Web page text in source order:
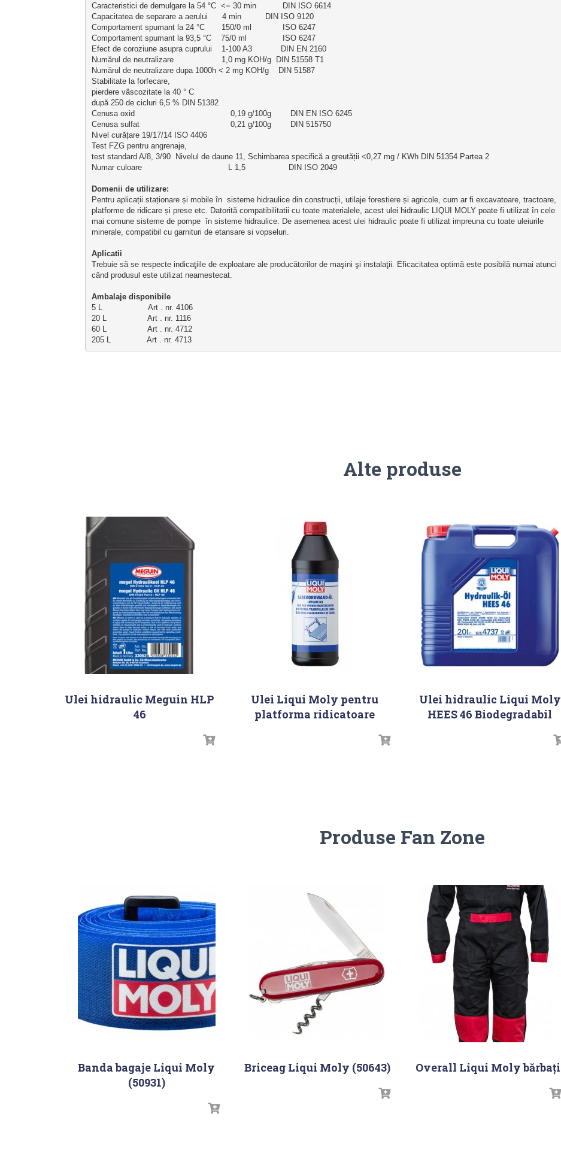
Caracteristici de demulgare la 54 °C  <= 30 min           DIN ISO 6614
Capacitatea de separare a aerului      4 min          DIN ISO 9120
Comportament spumant la 24 °C       150/0 ml             ISO 6247
Comportament spumant la 93,5 °C    75/0 ml               ISO 6247
Efect de coroziune asupra cuprului    1-100 A3            DIN EN 2160
Numărul de neutralizare                    1,0 mg KOH/g  DIN 51558 T1
Numărul de neutralizare dupa 1000h < 2 mg KOH/g    DIN 51587
Stabilitate la forfecare,
pierdere vâscozitate la 40 ° C
după 250 de cicluri 6,5 % DIN 51382
Cenusa oxid                                        0,19 g/100g        DIN EN ISO 6245
Cenusa sulfat                                      0,21 g/100g        DIN 515750
Nivel curățare 19/17/14 ISO 4406
Test FZG pentru angrenaje,
test standard A/8, 3/90
Nivelul de daune 11, Schimbarea specifică a greutății <0,27 mg / KWh DIN 51354 Partea 2
Numar culoare                                    L 1,5                  DIN ISO 2049
Domenii de utilizare:
Pentru aplicații staționare și mobile în  sisteme hidraulice din construcții, utilaje forestiere și agricole, cum ar fi excavatoare, tractoare,
platforme de ridicare și prese etc. Datorită compatibilitatii cu toate materialele, acest ulei hidraulic LIQUI MOLY poate fi utilizat în cele
mai comune sisteme de pompe  în sisteme hidraulice. De asemenea acest ulei hidraulic poate fi utilizat impreuna cu toate uleiurile
minerale, compatibil cu garnituri de etansare si vopseluri.
Aplicatii
Trebuie să se respecte indicaţiile de exploatare ale producătorilor de maşini şi instalaţii.
Eficacitatea optimă este posibilă numai atunci
când produsul este utilizat neamestecat.
Ambalaje disponibile
5 L                   Art . nr. 4106
20 L                 Art . nr. 1116
60 L                 Art . nr. 4712
205 L               Art . nr. 4713
Alte produse
Ulei hidraulic Meguin HLP
46
Ulei Liqui Moly pentru
platforma ridicatoare
Ulei hidraulic Liqui Moly
HEES 46 Biodegradabil
Produse Fan Zone
Banda bagaje Liqui Moly
(50931)
Briceag Liqui Moly (50643) Overall Liqui Moly bărbați